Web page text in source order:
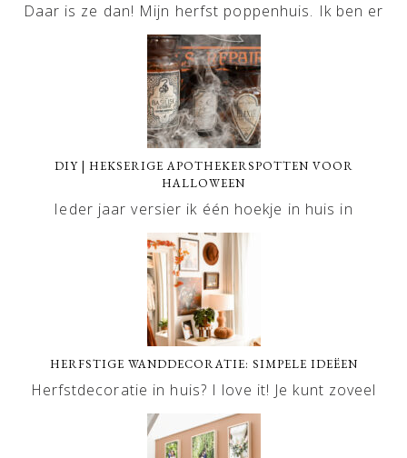
Daar is ze dan! Mijn herfst poppenhuis. Ik ben er
DIY | HEKSERIGE APOTHEKERSPOTTEN VOOR
HALLOWEEN
Ieder jaar versier ik één hoekje in huis in
HERFSTIGE WANDDECORATIE: SIMPELE IDEËEN
Herfstdecoratie in huis? I love it! Je kunt zoveel